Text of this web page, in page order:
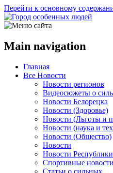
Перейти к основному
Main navigation
Главная
Все Новости
Новости регионов
Видеосюжеты о
Новости Белорецка
Новости (Здоровье)
Новости (Льготы и
Новости (наука и
Новости (Общество)
Новости
Новости
Спортивные новости
Статьи о сильных